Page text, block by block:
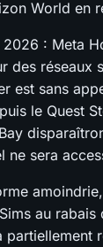
2026 : Meta
des
est sans
le Quest
sera
au rabais